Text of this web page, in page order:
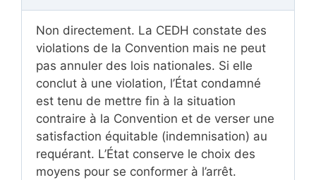
Non directement. La CEDH constate des
violations de la Convention mais ne peut
pas annuler des lois nationales. Si elle
conclut à une violation, l’État condamné
est tenu de mettre fin à la situation
contraire à la Convention et de verser une
satisfaction équitable (indemnisation) au
requérant. L’État conserve le choix des
moyens pour se conformer à l’arrêt.